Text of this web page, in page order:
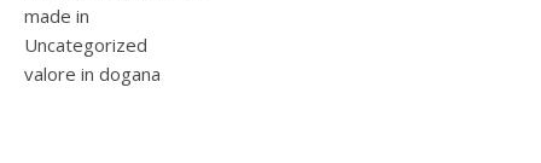
made in
Uncategorized
valore in dogana